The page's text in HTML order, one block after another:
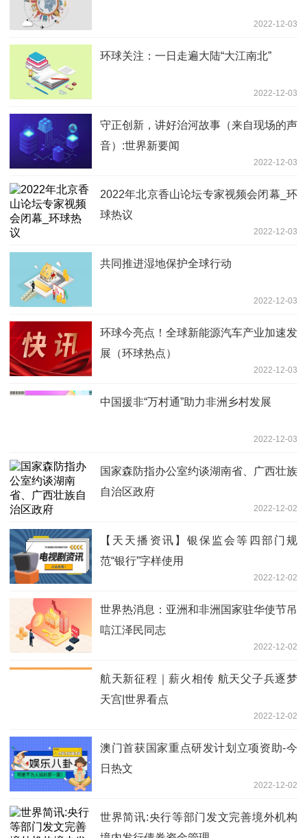
2022-12-03
环球关注：一日走遍大陆“大江南北”
2022-12-03
守正创新，讲好治河故事（来自现场的声
音）:世界新要闻
2022-12-03
2022年北京香山论坛专家视频会闭幕_环
球热议
2022-12-03
共同推进湿地保护全球行动
2022-12-03
环球今亮点！全球新能源汽车产业加速发
展（环球热点）
2022-12-03
中国援非“万村通”助力非洲乡村发展
2022-12-03
国家森防指办公室约谈湖南省、广西壮族
自治区政府
2022-12-02
【天天播资讯】银保监会等四部门规
范“银行”字样使用
2022-12-02
世界热消息：亚洲和非洲国家驻华使节吊
唁江泽民同志
2022-12-02
航天新征程｜薪火相传 航天父子兵逐梦
天宫|世界看点
2022-12-02
澳门首获国家重点研发计划立项资助-今
日热文
2022-12-02
世界简讯:央行等部门发文完善境外机构